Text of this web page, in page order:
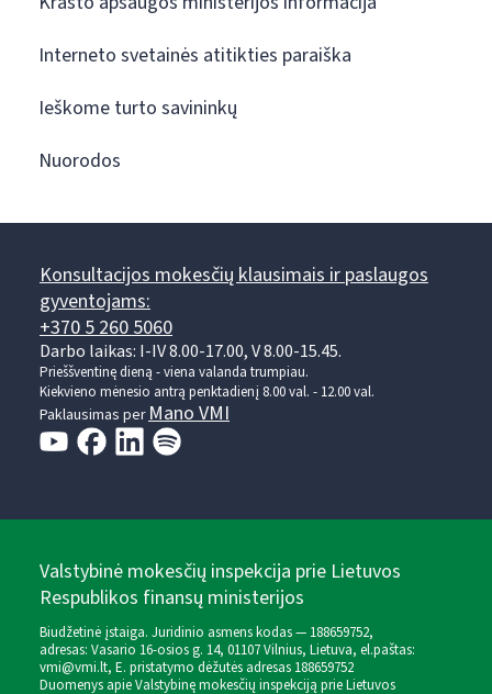
Interneto svetainės atitikties paraiška
Ieškome turto savininkų
Nuorodos
Konsultacijos mokesčių klausimais ir paslaugos
gyventojams:
+370 5 260 5060
Darbo laikas: I-IV 8.00-17.00, V 8.00-15.45.
Prieššventinę dieną - viena valanda trumpiau.
Kiekvieno mėnesio antrą penktadienį 8.00 val. - 12.00 val.
Paklausimas perMano VMI
Valstybinė mokesčių inspekcija prie Lietuvos
Respublikos finansų ministerijos
Biudžetinė įstaiga. Juridinio asmens kodas — 188659752,
adresas: Vasario 16-osios g. 14, 01107 Vilnius, Lietuva, el.paštas:
vmi@vmi.lt, E. pristatymo dėžutės adresas 188659752
Duomenys apie Valstybinę mokesčių inspekciją prie Lietuvos